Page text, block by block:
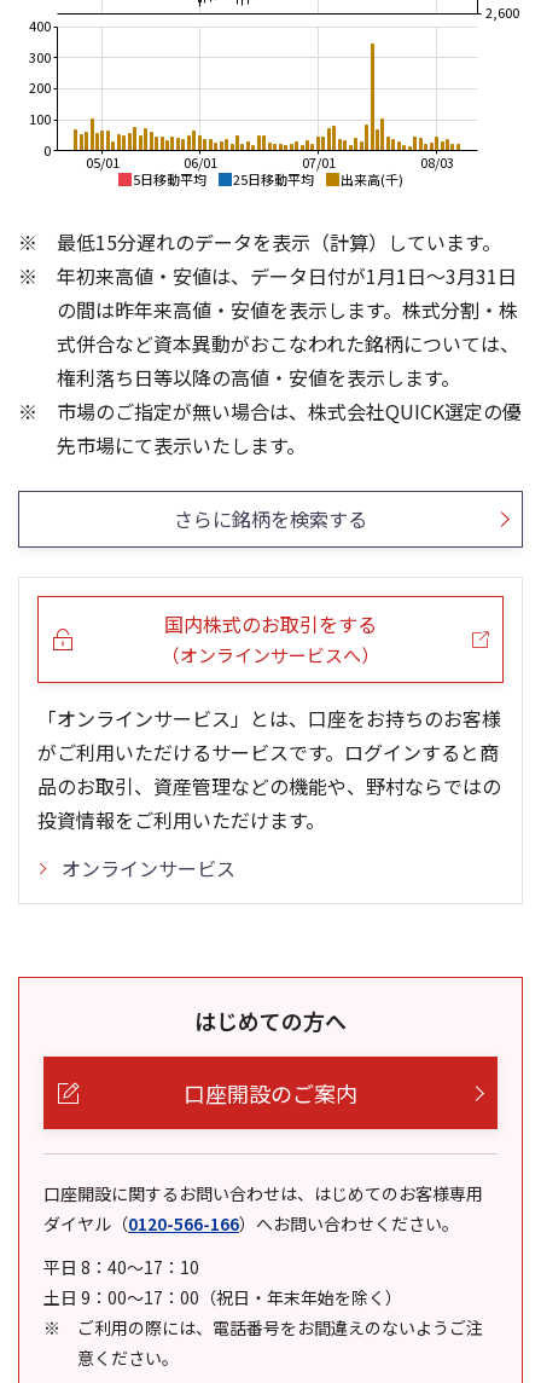
5日移動平均 25日移動平均 出来高(千)
08/03
07/01
06/01
05/01
2,600
0
100
200
300
400
13週移動平均 26週移動平均 出来高(千)
2,000
4,000
6,000
7,000
8,000
0
1,500
5ヶ月移動平均 25ヶ月移動平均 出来高(百万)
0
4,000
6,000
8,000
0
2
4
最低15分遅れのデータを表示（計算）しています。
年初来高値・安値は、データ日付が1月1日～3月31日
の間は昨年来高値・安値を表示します。株式分割・株
式併合など資本異動がおこなわれた銘柄については、
権利落ち日等以降の高値・安値を表示します。
市場のご指定が無い場合は、株式会社QUICK選定の優
先市場にて表示いたします。
さらに銘柄を検索する
国内株式のお取引をする
（オンラインサービスへ）
「オンラインサービス」とは、口座をお持ちのお客様
がご利用いただけるサービスです。ログインすると商
品のお取引、資産管理などの機能や、野村ならではの
投資情報をご利用いただけます。
オンラインサービス
はじめての方へ
口座開設のご案内
口座開設に関するお問い合わせは、はじめてのお客様専用
ダイヤル （0120-566-166） へお問い合わせください。
平日 8：40～17：10
土日 9：00～17：00（祝日・年末年始を除く）
ご利用の際には、電話番号をお間違えのないようご注
意ください。